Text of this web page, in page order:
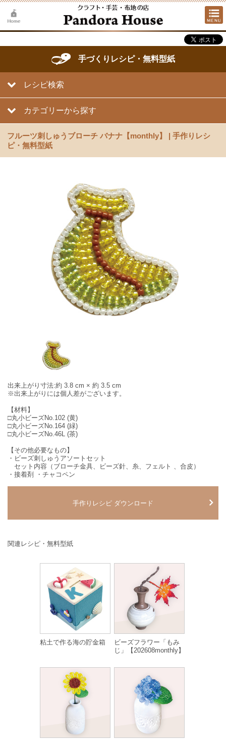
手づくりレシピ・無料型紙
レシピ検索
カテゴリーから探す
フルーツ刺しゅうブローチ バナナ【monthly】 | 手作りレシ
ピ・無料型紙
出来上がり寸法:約 3.8 cm × 約 3.5 cm
※出来上がりには個人差がございます。
【材料】
□丸小ビーズNo.102 (黄)
□丸小ビーズNo.164 (緑)
□丸小ビーズNo.46L (茶)
【その他必要なもの】
・ビーズ刺しゅうアソートセット
セット内容（ブローチ金具、ビーズ針、糸、フェルト 、合皮）
・接着剤 ・チャコペン
手作りレシピ ダウンロード
関連レシピ・無料型紙
粘土で作る海の貯金箱
ビーズフラワー「もみ
じ」【202608monthly】